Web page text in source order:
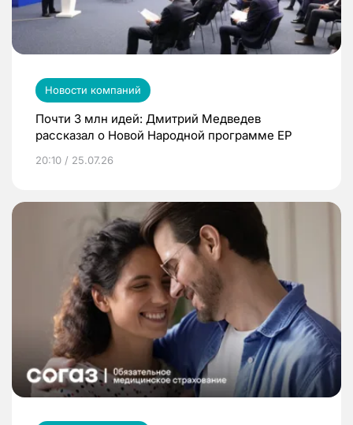
Новости компаний
Почти 3 млн идей: Дмитрий Медведев
рассказал о Новой Народной программе ЕР
20:10 / 25.07.26